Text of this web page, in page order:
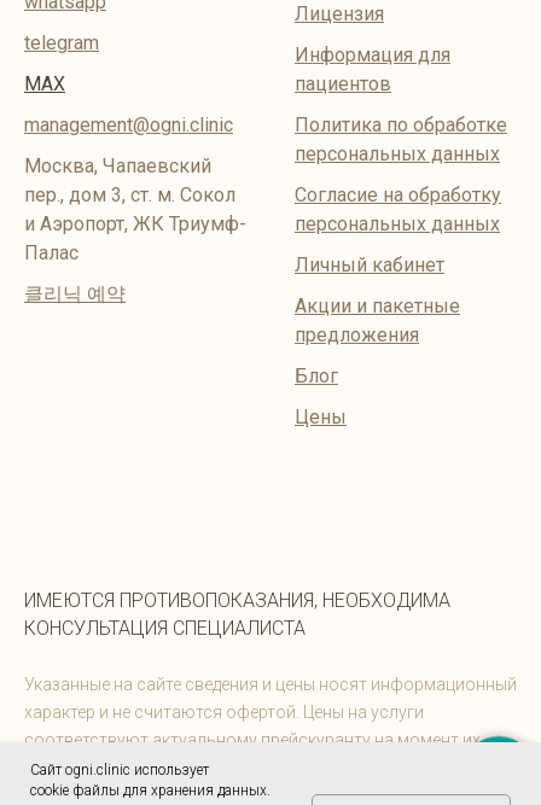
Сайт ogni.clinic использует
cookie файлы для хранения данных.
telegram
MAX
management@ogni.clinic
Москва, Чапаевский
пер., дом 3, ст. м. Сокол
и Аэропорт, ЖК Триумф-
Палас
클리닉 예약
Лицензия
Информация для
пациентов
Политика по обработке
персональных данных
Согласие на обработку
персональных данных
Личный кабинет
Акции и пакетные
предложения
Блог
Цены
ИМЕЮТСЯ ПРОТИВОПОКАЗАНИЯ, НЕОБХОДИМА
КОНСУЛЬТАЦИЯ СПЕЦИАЛИСТА
Указанные на сайте сведения и цены носят информационный
характер и не считаются офертой. Цены на услуги
соответствуют актуальному прейскуранту на момент их
предоставления. Информацию можно уточнить у
администраторов.